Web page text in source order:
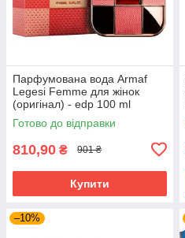
Парфумована вода Armaf
Legesi Femme для жінок
(оригінал) - edp 100 ml
Готово до відправки
810,90 ₴ 901 ₴
Купити
–10%